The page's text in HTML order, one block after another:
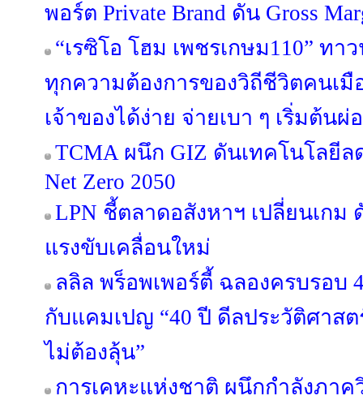
พอร์ต Private Brand ดัน Gross
“เรซิโอ โฮม เพชรเกษม110” ท
ทุกความต้องการของวิถีชีวิตคนเมื
เจ้าของได้ง่าย จ่ายเบา ๆ เริ่มต้น
TCMA ผนึก GIZ ดันเทคโนโลยีล
Net Zero 2050
LPN ชี้ตลาดอสังหาฯ เปลี่ยนเก
แรงขับเคลื่อนใหม่
ลลิล พร็อพเพอร์ตี้ ฉลองครบรอบ
กับแคมเปญ “40 ปี ดีลประวัติศาส
ไม่ต้องลุ้น”
การเคหะแห่งชาติ ผนึกกำลังภาค